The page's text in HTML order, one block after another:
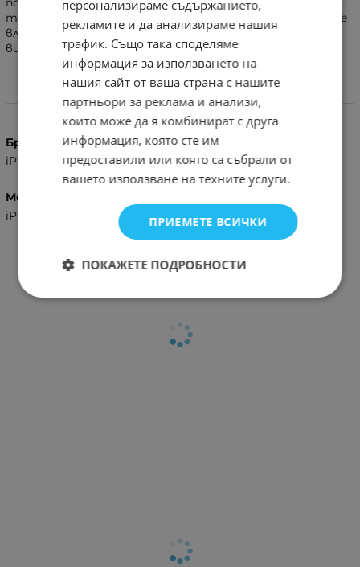
телефона.Устойчив на надрасквания и наранявания. Не
влияе на качеството на дисплея и не намалява
видимостта
Характеристики
Бранд
iPhone
Модел Телефон
iPhone 15,iPhone 16
персонализираме съдържанието,
рекламите и да анализираме нашия
трафик. Също така споделяме
информация за използването на
нашия сайт от ваша страна с нашите
партньори за реклама и анализи,
които може да я комбинират с друга
информация, която сте им
предоставили или която са събрали от
вашето използване на техните услуги.
ПРИЕМЕТЕ ВСИЧКИ
ПОКАЖЕТЕ ПОДРОБНОСТИ